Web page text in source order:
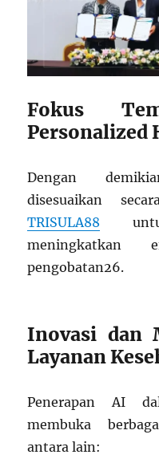
Fokus
Personalized
Dengan
disesuaikan
TRISULA88
meningkatkan
pengobatan26.
Inovasi dan
Layanan
Penerapan AI
membuka
antara lain: